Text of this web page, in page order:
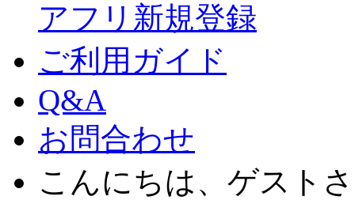
アフリ新規登録
ご利用ガイド
Q&A
お問合わせ
こんにちは、ゲスト